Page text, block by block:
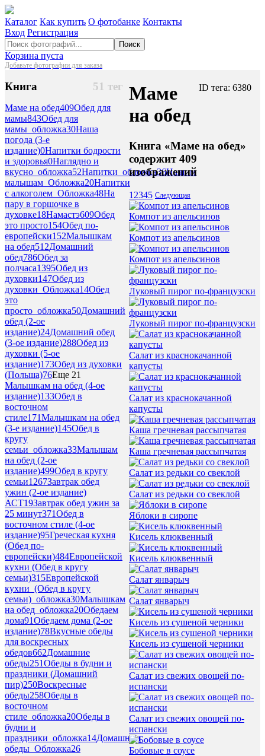
Каталог Как купить О фотобанке Контакты
Вход Регистрация
Поиск
Корзина пуста
Добавьте фотографии для заказа
51 тег
Книга
Маме на обед409Обед для
мамы843Обед для
мамы_обложка30Наша
погода (3-е
издание)0Напитки бодрости
и здоровья0Наглядно и
вкусно_обложка52Напитки_обложка36Нашим
малышам_Обложка20Напитки
с алкоголем_Обложка48На
пару в горшочке в
духовке18Намастэ609Обед
это просто154Обед по-
европейски152Малышкам
на обед512Домашний
обед786Обед за
полчаса1395Обед из
духовки147Обед из
духовки_Обложка14Обед
это
просто_обложка50Домашний
обед (2-ое
издание)24Домашний обед
(3-ое издание)288Обед из
духовки (5-ое
издание)173Обед из духовки
(Польша)76Еще 21
Малышкам на обед (4-ое
издание)133Обед в
восточном
стиле171Малышкам на обед
(3-е издание)145Обед в
кругу
семьи_обложка33Малышам
на обед (2-ое
издание)499Обед в кругу
семьи1267Завтрак обед
ужин (2-ое издание)
АСТ19Завтрак обед ужин за
25 минут371Обед в
восточном стиле (4-ое
издание)95Греческая кухня
(Обед по-
европейски)484Европейской
кухни (Обед в кругу
семьи)315Европейской
кухни_(Обед в кругу
семьи)_обложка30Малышкам
на обед_обложка20Обедаем
дома91Обедаем дома (2-ое
издание)78Вкусные обеды
для воскресных
обедов662Домашние
обеды251Обеды в будни и
праздники (Домашний
пир)250Воскресные
обеды258Обеды в
восточном
стиле_обложка20Обеды в
будни и
праздники_обложка14Домашнии
обеды_Обложка26
ID тега: 6380
Маме
на обед
Книга «Маме на обед»
содержит 409
изображений
1 2345 Следующая
Компот из апельсинов
Компот из апельсинов
Компот из апельсинов
Луковый пирог по-французски
Луковый пирог по-французски
Салат из краснокачанной
капусты
Салат из краснокачанной
капусты
Каша гречневая рассыпчатая
Каша гречневая рассыпчатая
Салат из редьки со свеклой
Салат из редьки со свеклой
Яблоки в сиропе
Кисель клюквенный
Кисель клюквенный
Салат январыч
Салат январыч
Кисель из сушеной черники
Кисель из сушеной черники
Салат из свежих овощей по-
испански
Салат из свежих овощей по-
испански
Бобовые в соусе